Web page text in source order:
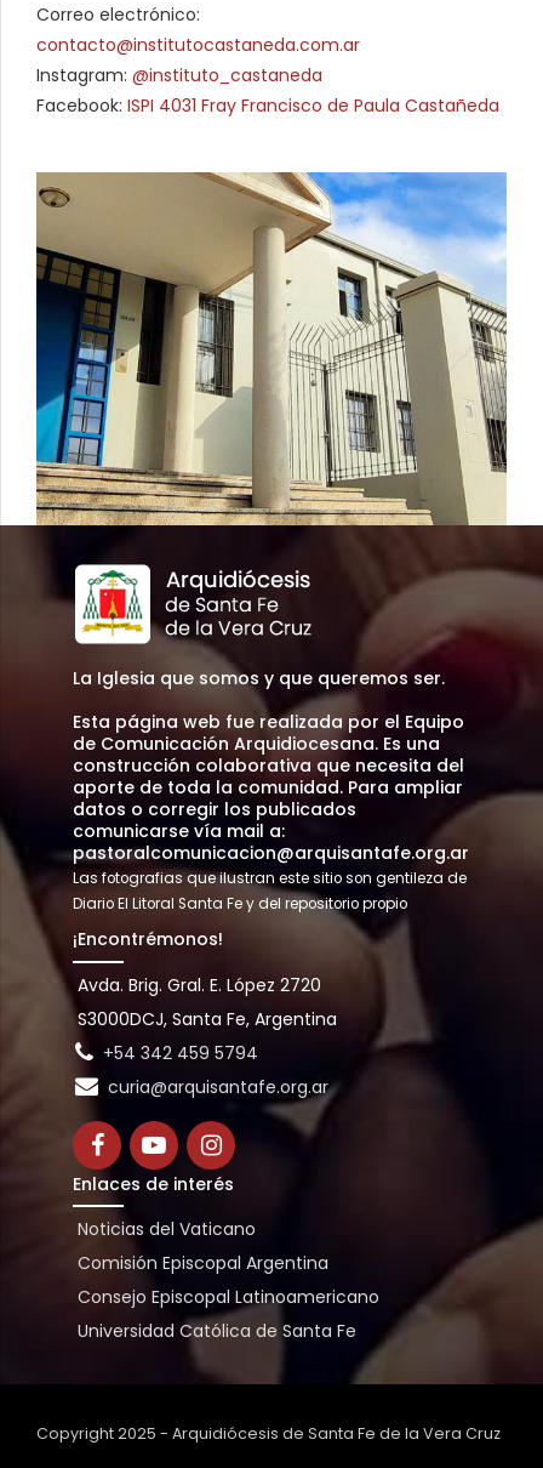
Correo electrónico:
contacto@institutocastaneda.com.ar
Instagram: @instituto_castaneda
Facebook: ISPI 4031 Fray Francisco de Paula Castañeda
La Iglesia que somos y que queremos ser.
Esta página web fue realizada por el Equipo
de Comunicación Arquidiocesana. Es una
construcción colaborativa que necesita del
aporte de toda la comunidad. Para ampliar
datos o corregir los publicados
comunicarse vía mail a:
pastoralcomunicacion@arquisantafe.org.ar
Las fotografias que ilustran este sitio son gentileza de
Diario El Litoral Santa Fe y del repositorio propio
¡Encontrémonos!
Avda. Brig. Gral. E. López 2720
S3000DCJ, Santa Fe, Argentina
+54 342 459 5794
curia@arquisantafe.org.ar
Enlaces de interés
Noticias del Vaticano
Comisión Episcopal Argentina
Consejo Episcopal Latinoamericano
Universidad Católica de Santa Fe
Copyright 2025 - Arquidiócesis de Santa Fe de la Vera Cruz